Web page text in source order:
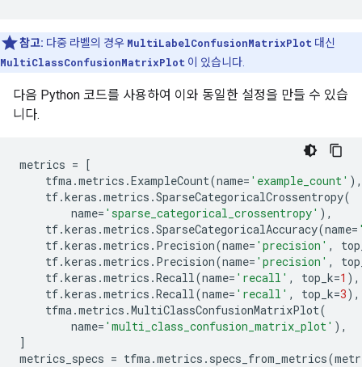
참고: 다중 라벨의 경우 MultiLabelConfusionMatrixPlot 대신
MultiClassConfusionMatrixPlot 이 있습니다.
다음 Python 코드를 사용하여 이와 동일한 설정을 만들 수 있습
니다.
metrics = [
tfma.metrics .ExampleCount(name= 'example_count' ),
tf.keras .metrics .SparseCategoricalCrossentropy(
name= 'sparse_categorical_crossentropy' ),
tf.keras .metrics .SparseCategoricalAccuracy(name=
tf.keras .metrics . Precision(name= 'precision' ,
tf.keras .metrics . Precision(name= 'precision' ,
tf.keras .metrics .Recall(name= 'recall' , top_k=1 ),
tf.keras .metrics .Recall(name= 'recall' , top_k=3),
tfma.metrics .MultiClassConfusionMatrixPlot(
name= 'multi_class_confusion_matrix_plot' ),
]
metrics_specs = tfma.metrics . specs_from_metrics(